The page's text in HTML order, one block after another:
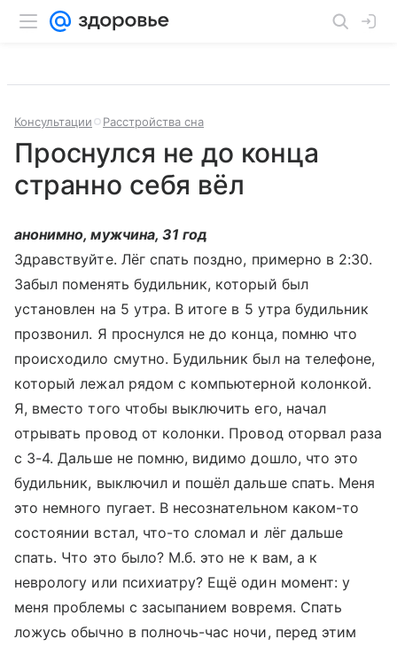
Консультации Расстройства сна
Проснулся не до конца
странно себя вёл
анонимно, мужчина, 31 год
Здравствуйте. Лёг спать поздно, примерно в 2:30.
Забыл поменять будильник, который был
установлен на 5 утра. В итоге в 5 утра будильник
прозвонил. Я проснулся не до конца, помню что
происходило смутно. Будильник был на телефоне,
который лежал рядом с компьютерной колонкой.
Я, вместо того чтобы выключить его, начал
отрывать провод от колонки. Провод оторвал раза
с 3-4. Дальше не помню, видимо дошло, что это
будильник, выключил и пошёл дальше спать. Меня
это немного пугает. В несознательном каком-то
состоянии встал, что-то сломал и лёг дальше
спать. Что это было? М.б. это не к вам, а к
неврологу или психиатру? Ещё один момент: у
меня проблемы с засыпанием вовремя. Спать
ложусь обычно в полночь-час ночи, перед этим